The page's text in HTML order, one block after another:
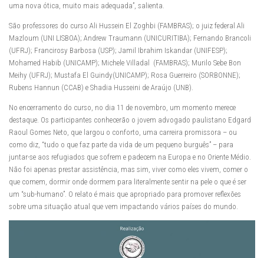
uma nova ótica, muito mais adequada”, salienta.
São professores do curso Ali Hussein El Zoghbi (FAMBRAS); o juiz federal Ali
Mazloum (UNI LISBOA); Andrew Traumann (UNICURITIBA); Fernando Brancoli
(UFRJ); Francirosy Barbosa (USP); Jamil Ibrahim Iskandar (UNIFESP);
Mohamed Habib (UNICAMP); Michele Villadal (FAMBRAS); Murilo Sebe Bon
Meihy (UFRJ); Mustafa El Guindy(UNICAMP); Rosa Guerreiro (SORBONNE);
Rubens Hannun (CCAB) e Shadia Husseini de Araújo (UNB).
No encerramento do curso, no dia 11 de novembro, um momento merece
destaque. Os participantes conhecerão o jovem advogado paulistano Edgard
Raoul Gomes Neto, que largou o conforto, uma carreira promissora – ou
como diz, “tudo o que faz parte da vida de um pequeno burguês” – para
juntar-se aos refugiados que sofrem e padecem na Europa e no Oriente Médio.
Não foi apenas prestar assistência, mas sim, viver como eles vivem, comer o
que comem, dormir onde dormem para literalmente sentir na pele o que é ser
um “sub-humano”. O relato é mais que apropriado para promover reflexões
sobre uma situação atual que vem impactando vários países do mundo.